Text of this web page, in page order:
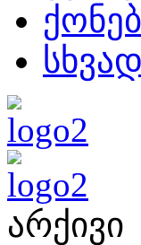
არქივი